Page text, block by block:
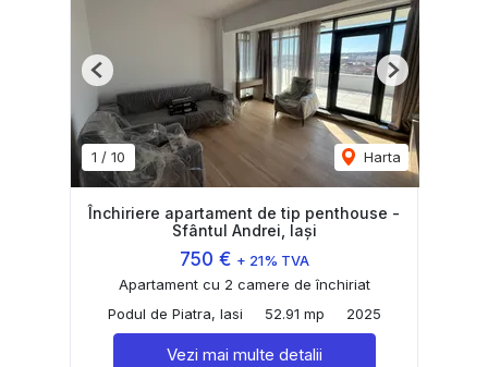
1 / 10 Harta
Previous Next
Închiriere apartament de tip penthouse -
Sfântul Andrei, Iași
750 € + 21% TVA
Apartament cu 2 camere de închiriat
Podul de Piatra, Iasi
52.91 mp 2025
Vezi mai multe detalii